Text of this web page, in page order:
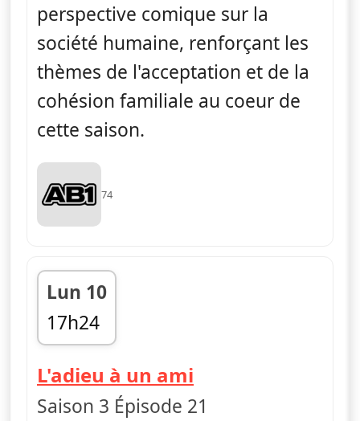
perspective comique sur la
société humaine, renforçant les
thèmes de l'acceptation et de la
cohésion familiale au coeur de
cette saison.
74
Lun 10
17h24
fin 17h49
L'adieu à un ami
Saison 3 Épisode 21